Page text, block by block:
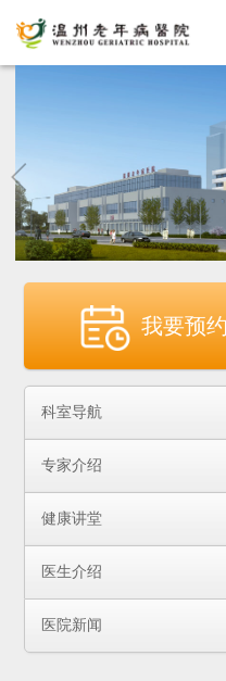
我要预
科室导航
专家介绍
健康讲堂
医生介绍
医院新闻